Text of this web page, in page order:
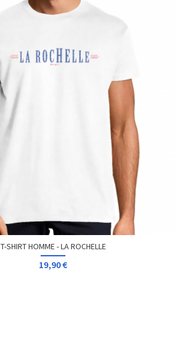
T-SHIRT HOMME - LA ROCHELLE
19,90 €